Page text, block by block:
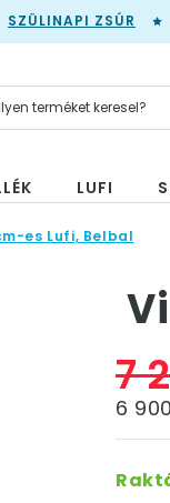
SZÜLINAPI ZSÚR
LUFI
es Lufi, Belbal
7
6